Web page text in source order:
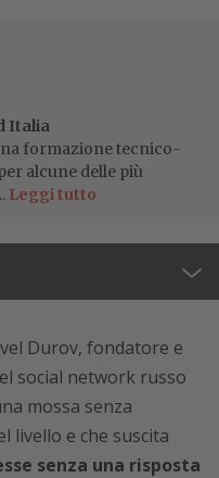
Italia
formazione tecnico-
alcune delle più
Leggi tutto
Durov, fondatore e
social network russo
mossa senza
livello e che suscita
senza una risposta